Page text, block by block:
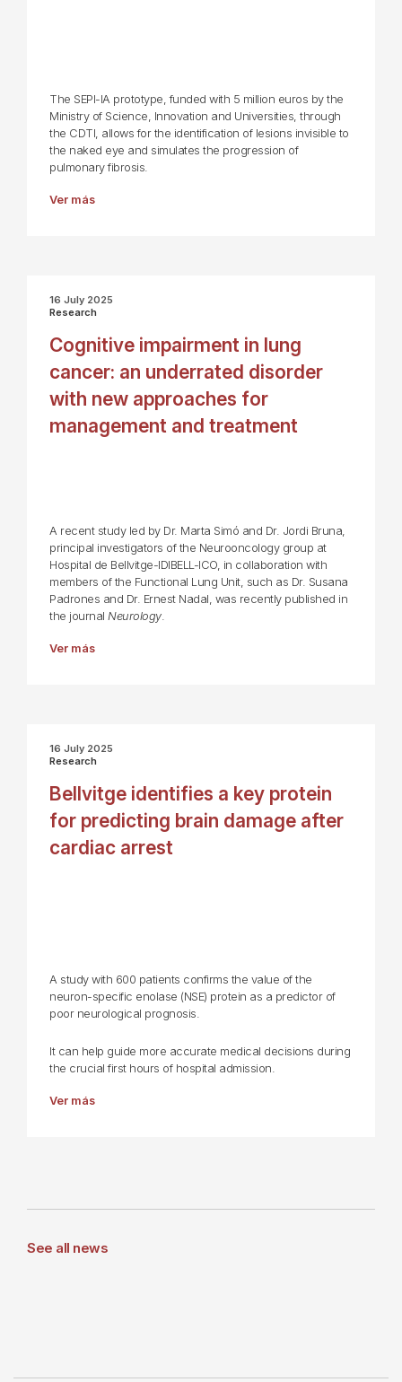
The SEPI-IA prototype, funded with 5 million euros by the
Ministry of Science, Innovation and Universities, through
the CDTI, allows for the identification of lesions invisible to
the naked eye and simulates the progression of
pulmonary fibrosis.
Ver más
16 July 2025
Research
Cognitive impairment in lung
cancer: an underrated disorder
with new approaches for
management and treatment
A recent study led by Dr. Marta Simó and Dr. Jordi Bruna,
principal investigators of the Neurooncology group at
Hospital de Bellvitge-IDIBELL-ICO, in collaboration with
members of the Functional Lung Unit, such as Dr. Susana
Padrones and Dr. Ernest Nadal, was recently published in
the journal Neurology.
Ver más
16 July 2025
Research
Bellvitge identifies a key protein
for predicting brain damage after
cardiac arrest
A study with 600 patients confirms the value of the
neuron-specific enolase (NSE) protein as a predictor of
poor neurological prognosis.
It can help guide more accurate medical decisions during
the crucial first hours of hospital admission.
Ver más
See all news